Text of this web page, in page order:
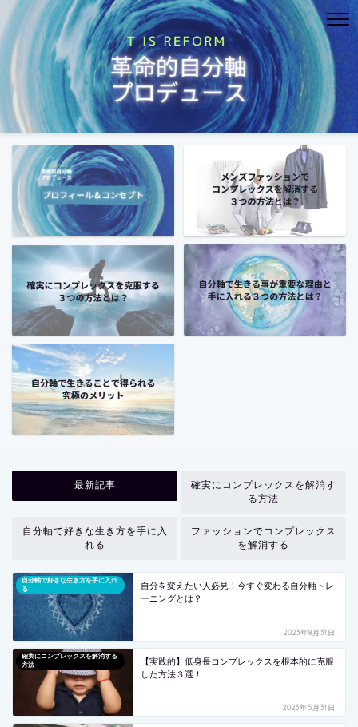
最新記事
確実にコンプレックスを解消す
る方法
自分軸で好きな生き方を手に入
れる
ファッションでコンプレックス
を解消する
自分軸で好きな生き方を手に入れ
る
自分を変えたい人必見！今すぐ変わる自分軸トレ
ーニングとは？
2023年8月31日
確実にコンプレックスを解消する
方法
【実践的】低身長コンプレックスを根本的に克服
した方法３選！
2023年5月31日